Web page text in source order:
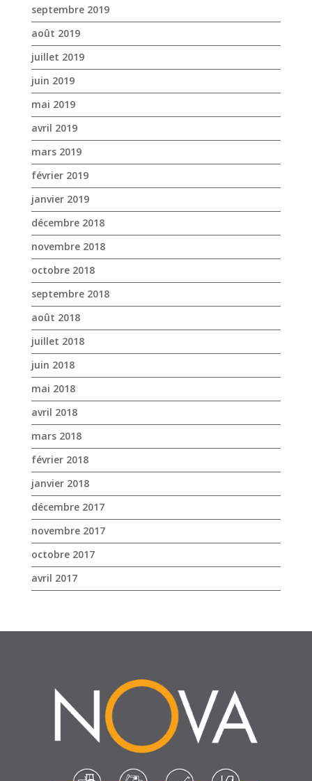
septembre 2019
août 2019
juillet 2019
juin 2019
mai 2019
avril 2019
mars 2019
février 2019
janvier 2019
décembre 2018
novembre 2018
octobre 2018
septembre 2018
août 2018
juillet 2018
juin 2018
mai 2018
avril 2018
mars 2018
février 2018
janvier 2018
décembre 2017
novembre 2017
octobre 2017
avril 2017